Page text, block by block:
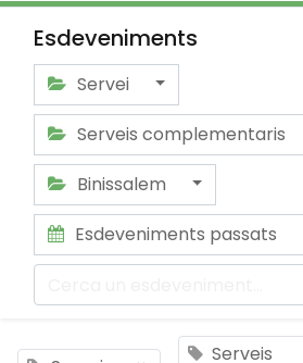
Esdeveniments
Servei
Serveis complementaris
Binissalem
Esdeveniments passats
Serveis